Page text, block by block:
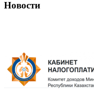
Новости